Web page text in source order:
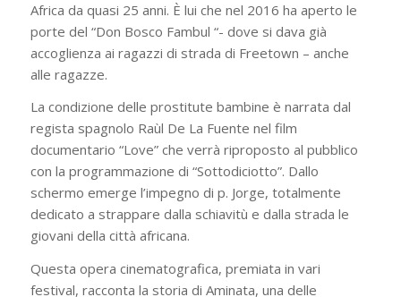
Africa da quasi 25 anni. È lui che nel 2016 ha aperto le
porte del “Don Bosco Fambul “- dove si dava già
accoglienza ai ragazzi di strada di Freetown – anche
alle ragazze.
La condizione delle prostitute bambine è narrata dal
regista spagnolo Raùl De La Fuente nel film
documentario “Love” che verrà riproposto al pubblico
con la programmazione di “Sottodiciotto”. Dallo
schermo emerge l’impegno di p. Jorge, totalmente
dedicato a strappare dalla schiavitù e dalla strada le
giovani della città africana.
Questa opera cinematografica, premiata in vari
festival, racconta la storia di Aminata, una delle